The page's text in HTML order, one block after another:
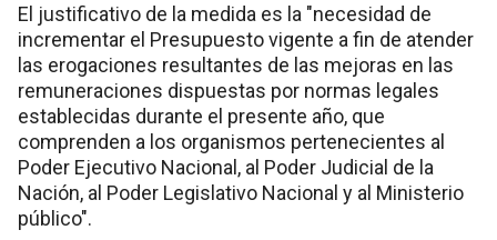
El justificativo de la medida es la "necesidad de
incrementar el Presupuesto vigente a fin de atender
las erogaciones resultantes de las mejoras en las
remuneraciones dispuestas por normas legales
establecidas durante el presente año, que
comprenden a los organismos pertenecientes al
Poder Ejecutivo Nacional, al Poder Judicial de la
Nación, al Poder Legislativo Nacional y al Ministerio
público".